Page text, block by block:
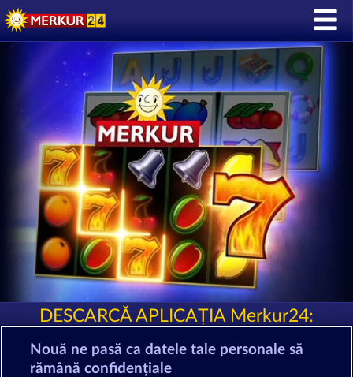
DESCARCĂ APLICAȚIA Merkur24:
Joacă acum
Nouă ne pasă ca datele tale personale să
rămână confidențiale